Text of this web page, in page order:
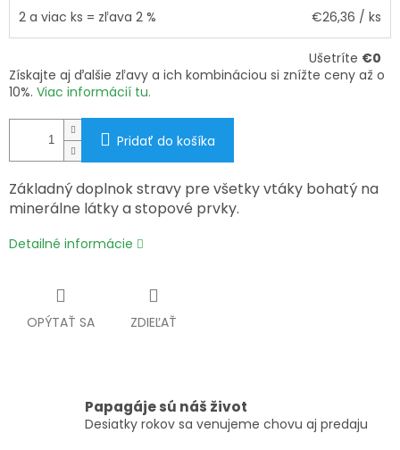
2 a viac ks = zľava 2 % €26,36 / ks
Ušetríte €0
Získajte aj ďalšie zľavy a ich kombináciou si znížte ceny až o
10%. Viac informácií tu.
Pridať do košíka
Základný doplnok stravy pre všetky vtáky bohatý na
minerálne látky a stopové prvky.
Detailné informácie
OPÝTAŤ SA ZDIEĽAŤ
Papagáje sú náš život
Desiatky rokov sa venujeme chovu aj predaju